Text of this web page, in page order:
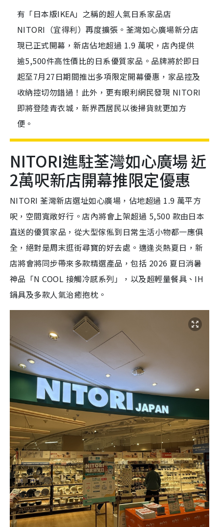
有「日本版IKEA」之稱的超人氣日系家品店
NITORI（宜得利）再度擴張。荃灣如心廣場新分店
現已正式開幕，新店佔地超過 1.9 萬呎，店內提供
逾5,500件高性價比的日系優質家品。品牌將於即日
起至7月27日期間推出多項限定開幕優惠，家品控及
收納控切勿錯過！此外，更有眼利網民發現 NITORI
即將登陸青衣城，新界西居民以後掃貨就更加方
便。
NITORI進駐荃灣如心廣場 近
2萬呎新店開幕推限定優惠
NITORI 荃灣新店選址如心廣場，佔地超過 1.9 萬平方
呎，空間寬敞好行。店內將會上架超過 5,500 款由日本
直送的優質家品，從大型傢俬到日常生活小物都一應俱
全，絕對是周末逛街尋寶的好去處。適逢炎熱夏日，新
店將會將同步帶來多款精選產品，包括 2026 夏日消暑
神品「N COOL 接觸冷感系列」，以及超輕量餐具、IH
鍋具及多款人氣治癒抱枕。